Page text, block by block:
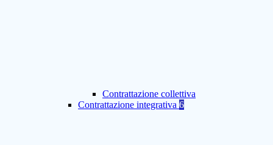
Contrattazione collettiva
Contrattazione integrativa 6